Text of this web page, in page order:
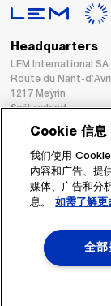
Headquarters
LEM International SA
Route du Nant-
1217 Meyrin
Switzerland
Fax : +41 22 794
Cookie 信息
我们使用
内容和广告、提
媒体、广告和分
息。
如需了解更
全部